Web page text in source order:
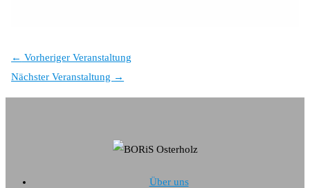
← Vorheriger Veranstaltung
Nächster Veranstaltung →
Über uns